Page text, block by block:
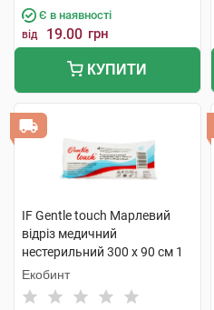
Є в наявності
від 19.00 грн
КУПИТИ
IF Gentle touch Марлевий
відріз медичний
нестерильний 300 х 90 см 1
шт
Екобинт